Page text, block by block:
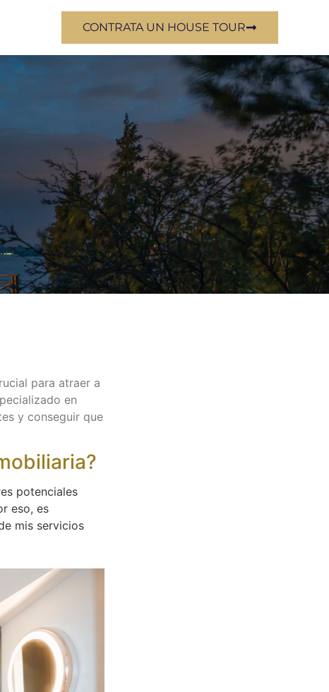
CONTRATA UN HOUSE TOUR
inmobiliario
para atraer a
en
y conseguir que
potenciales
eso, es
mis servicios